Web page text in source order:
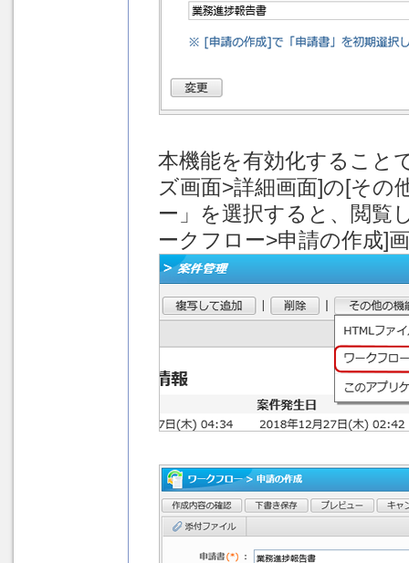
本機能を有効化すること
ズ画面>詳細画面]の[その
ー」を選択すると、閲覧
ークフロー>申請の作成]